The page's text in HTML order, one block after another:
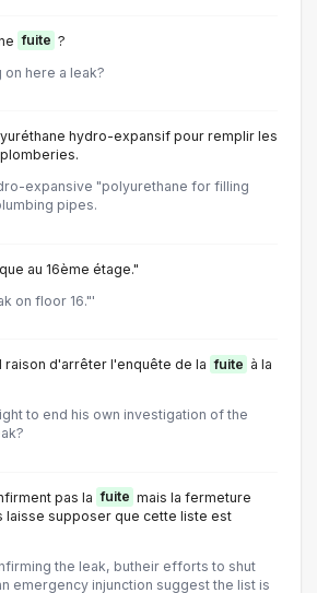
fuite ?
on here a leak?
hydro-expansif pour remplir les
expansive "polyurethane for filling
pipes.
au 16ème étage."
on floor 16."'
d'arrêter l'enquête de la fuite à la
to end his own investigation of the
pas la fuite mais la fermeture
supposer que cette liste est
the leak, butheir efforts to shut
emergency injunction suggest the list is